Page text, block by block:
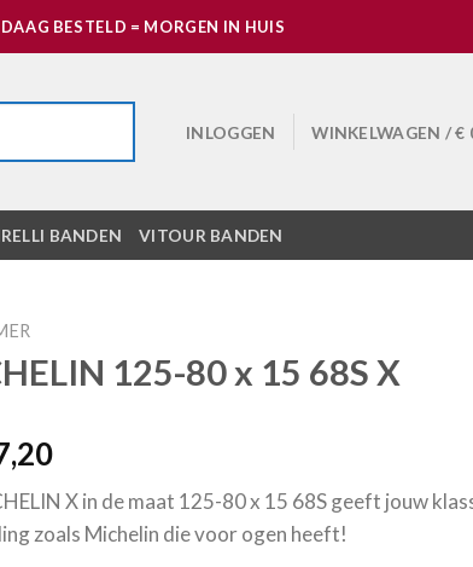
BESTELD = MORGEN IN HUIS
INLOGGEN WINKELWAGEN /€
BANDEN VITOUR BANDEN
125-80 x 15 68S X
X in de maat 125-80 x 15 68S geeft jouw
zoals Michelin die voor ogen heeft!